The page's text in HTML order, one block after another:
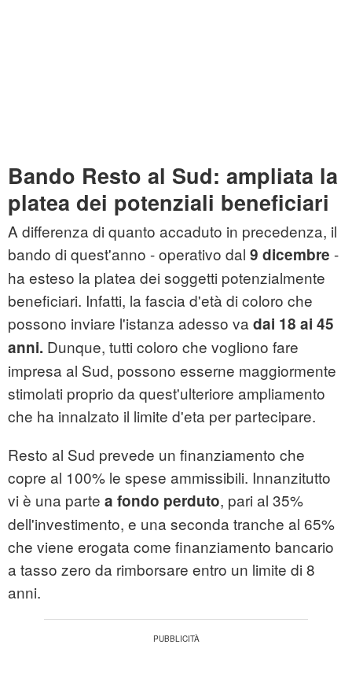
Bando Resto al Sud: ampliata la
platea dei potenziali beneficiari
A differenza di quanto accaduto in precedenza, il
bando di quest'anno - operativo dal 9 dicembre -
ha esteso la platea dei soggetti potenzialmente
beneficiari. Infatti, la fascia d'età di coloro che
possono inviare l'istanza adesso va dai 18 ai 45
anni. Dunque, tutti coloro che vogliono fare
impresa al Sud, possono esserne maggiormente
stimolati proprio da quest'ulteriore ampliamento
che ha innalzato il limite d'eta per partecipare.
Resto al Sud prevede un finanziamento che
copre al 100% le spese ammissibili. Innanzitutto
vi è una parte a fondo perduto, pari al 35%
dell'investimento, e una seconda tranche al 65%
che viene erogata come finanziamento bancario
a tasso zero da rimborsare entro un limite di 8
anni.